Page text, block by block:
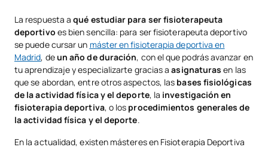
La respuesta aqué estudiar para ser fisioterapeuta
deportivo es bien sencilla: para ser fisioterapeuta deportivo
se puede cursar un máster en fisioterapia deportiva en
Madrid, deun año de duración, con el que podrás avanzar en
tu aprendizaje y especializarte gracias aasignaturas en las
que se abordan, entre otros aspectos, las bases fisiológicas
de la actividad física y el deporte, la investigación en
fisioterapia deportiva, o los procedimientos generales de
la actividad física y el deporte.
En la actualidad, existen másteres en Fisioterapia Deportiva